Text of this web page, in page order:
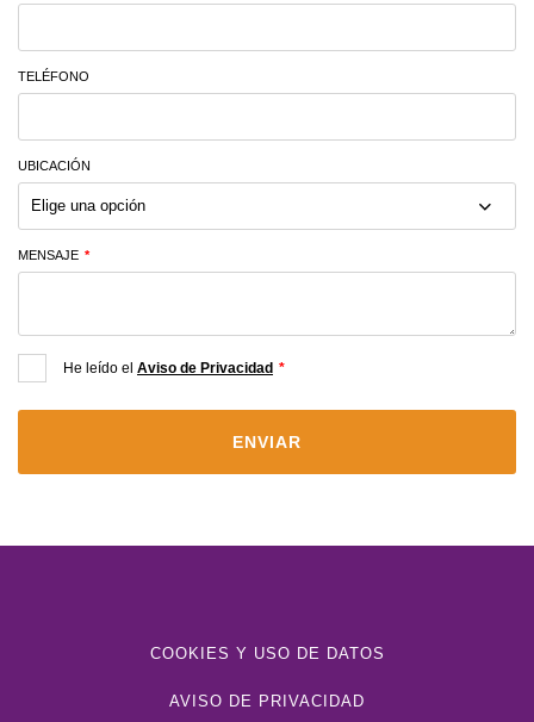
TELÉFONO
UBICACIÓN
MENSAJE *
He leído el Aviso de Privacidad *
COOKIES Y USO DE DATOS
AVISO DE PRIVACIDAD